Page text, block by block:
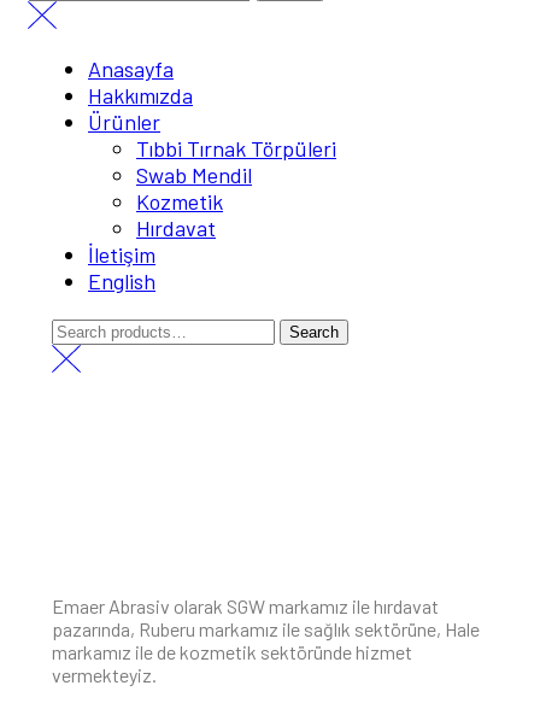
for:
Anasayfa
Hakkımızda
Ürünler
Tıbbi Tırnak Törpüleri
Swab Mendil
Kozmetik
Hırdavat
İletişim
English
Search
for:
Search
Emaer Abrasiv olarak SGW markamız ile hırdavat
pazarında, Ruberu markamız ile sağlık sektörüne, Hale
markamız ile de kozmetik sektöründe hizmet
vermekteyiz.